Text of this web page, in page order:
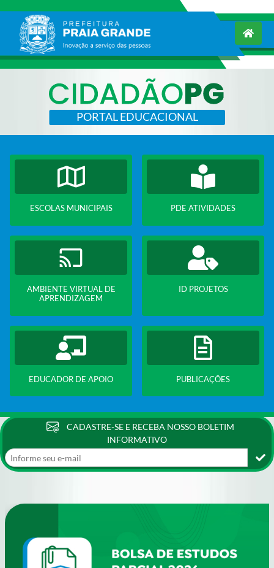
PORTAL EDUCACIONAL
ESCOLAS MUNICIPAIS PDE ATIVIDADES
AMBIENTE VIRTUAL DE
APRENDIZAGEM
ID PROJETOS
EDUCADOR DE APOIO PUBLICAÇÕES
CADASTRE-SE E RECEBA NOSSO BOLETIM
INFORMATIVO